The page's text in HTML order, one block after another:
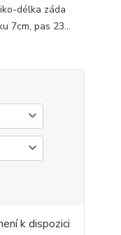
délka záda
7cm, pas 23...
k dispozici